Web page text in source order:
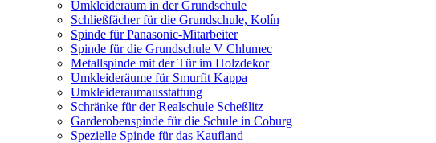
Umkleideraum in der Grundschule
Schließfächer für die Grundschule, Kolín
Spinde für Panasonic-Mitarbeiter
Spinde für die Grundschule V Chlumec
Metallspinde mit der Tür im Holzdekor
Umkleideräume für Smurfit Kappa
Umkleideraumausstattung
Schränke für der Realschule Scheßlitz
Garderobenspinde für die Schule in Coburg
Spezielle Spinde für das Kaufland